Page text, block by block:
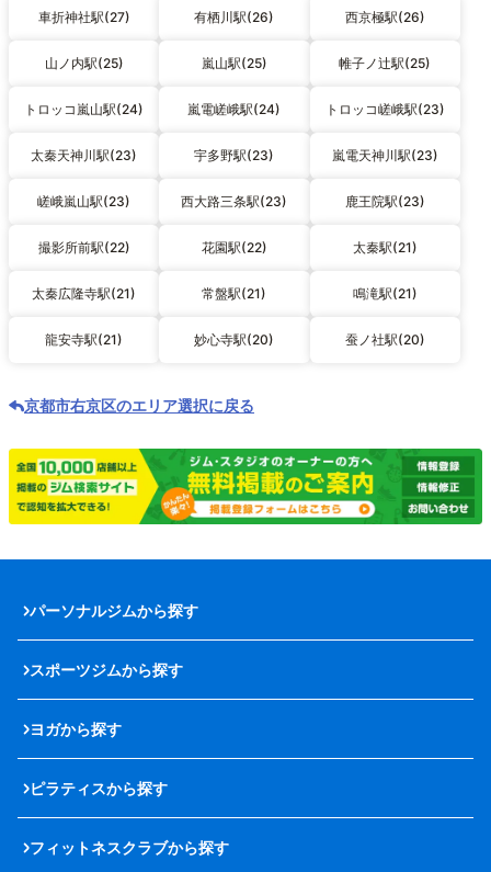
車折神社駅(27) 有栖川駅(26) 西京極駅(26)
山ノ内駅(25) 嵐山駅(25) 帷子ノ辻駅(25)
トロッコ嵐山駅(24) 嵐電嵯峨駅(24) トロッコ嵯峨駅(23)
太秦天神川駅(23) 宇多野駅(23) 嵐電天神川駅(23)
嵯峨嵐山駅(23) 西大路三条駅(23) 鹿王院駅(23)
撮影所前駅(22) 花園駅(22) 太秦駅(21)
太秦広隆寺駅(21) 常盤駅(21) 鳴滝駅(21)
龍安寺駅(21) 妙心寺駅(20) 蚕ノ社駅(20)
京都市右京区のエリア選択に戻る
パーソナルジムから探す
スポーツジムから探す
ヨガから探す
ピラティスから探す
フィットネスクラブから探す